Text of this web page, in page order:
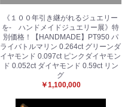
《１００年引き継がれるジュエリー
を- ハンドメイドジュエリー展》特
別価格！【HANDMADE】PT950 パ
ライバトルマリン 0.264ct グリーンダ
イヤモンド 0.097ct ピンクダイヤモン
ド 0.052ct ダイヤモンド 0.59ct リン
グ
￥1,100,000